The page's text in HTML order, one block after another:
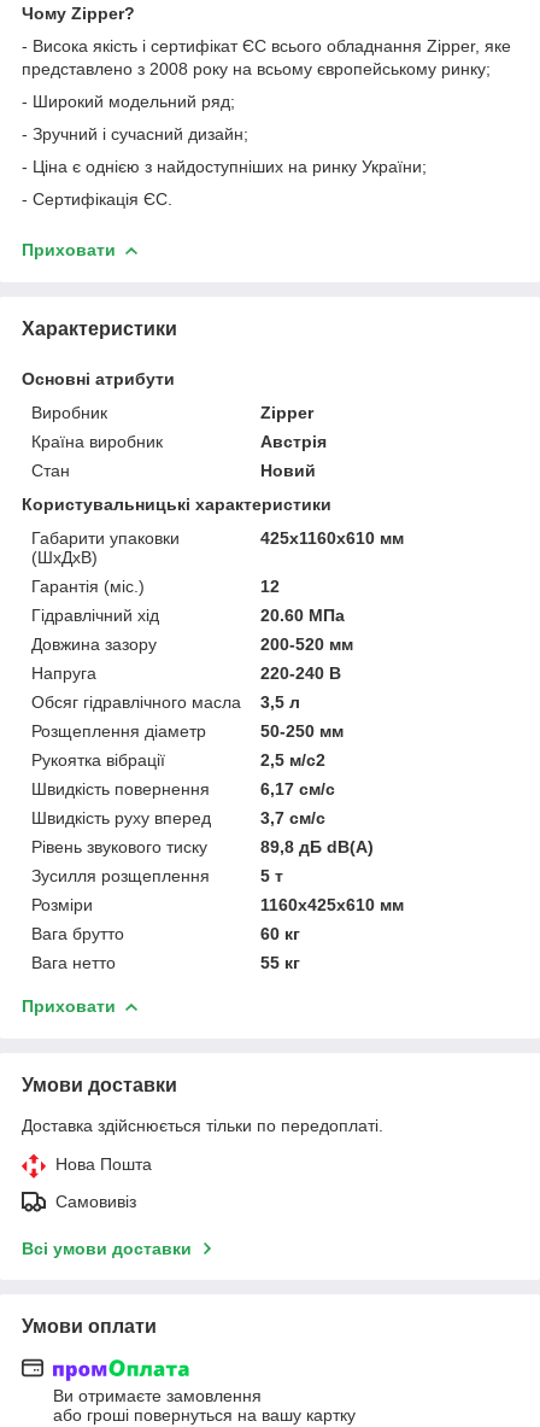
Чому Zipper?
- Висока якість і сертифікат ЄС всього обладнання Zipper, яке
представлено з 2008 року на всьому європейському ринку;
- Широкий модельний ряд;
- Зручний і сучасний дизайн;
- Ціна є однією з найдоступніших на ринку України;
- Сертифікація ЄС.
Приховати
Характеристики
Основні атрибути
Виробник
Zipper
Країна виробник
Австрія
Стан
Новий
Користувальницькі характеристики
Габарити упаковки
(ШхДхВ)
425х1160х610 мм
Гарантія (міс.)
12
Гідравлічний хід
20.60 МПа
Довжина зазору
200-520 мм
Напруга
220-240 В
Обсяг гідравлічного масла
3,5 л
Розщеплення діаметр
50-250 мм
Рукоятка вібрації
2,5 м/с2
Швидкість повернення
6,17 см/с
Швидкість руху вперед
3,7 см/с
Рівень звукового тиску
89,8 дБ dB(A)
Зусилля розщеплення
5 т
Розміри
1160x425x610 мм
Вага брутто
60 кг
Вага нетто
55 кг
Приховати
Умови доставки
Доставка здійснюється тільки по передоплаті.
Нова Пошта
Самовивіз
Всі умови доставки
Умови оплати
Ви отримаєте замовлення
або гроші повернуться на вашу картку